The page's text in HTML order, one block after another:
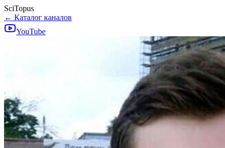
SciTopus
← Каталог каналов
YouTube